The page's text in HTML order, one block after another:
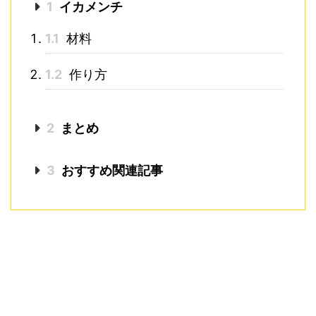
1 イカメンチ
1.1 材料
1.2 作り方
2 まとめ
3 おすすめ関連記事